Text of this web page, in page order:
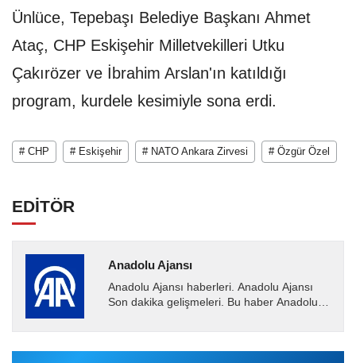
Ünlüce, Tepebaşı Belediye Başkanı Ahmet
Ataç, CHP Eskişehir Milletvekilleri Utku
Çakırözer ve İbrahim Arslan'ın katıldığı
program, kurdele kesimiyle sona erdi.
# CHP # Eskişehir # NATO Ankara Zirvesi # Özgür Özel
EDİTÖR
Anadolu Ajansı
Anadolu Ajansı haberleri. Anadolu Ajansı
Son dakika gelişmeleri. Bu haber Anadolu
Ajansı tarafından...